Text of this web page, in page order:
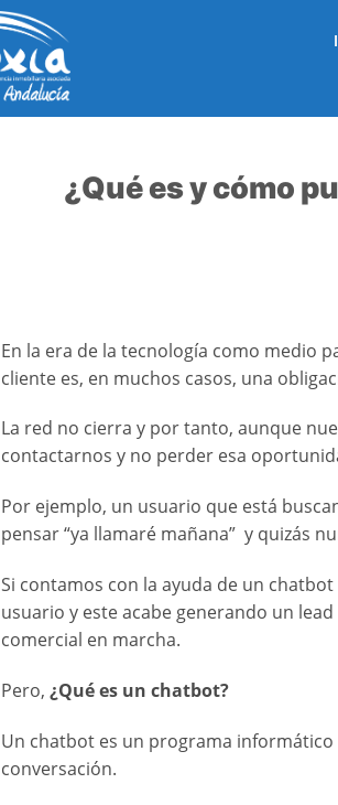
¿Qué es y cómo
En la era de la tecnología como medio
cliente es, en muchos casos, una
La red no cierra y por tanto, aunque
contactarnos y no perder esa
Por ejemplo, un usuario que está
pensar “ya llamaré mañana” y quizás
Si contamos con la ayuda de un
usuario y este acabe generando un
comercial en marcha.
Pero, ¿Qué es un chatbot?
Un chatbot es un programa
conversación.